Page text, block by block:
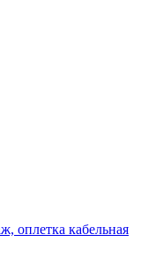
оплетка кабельная